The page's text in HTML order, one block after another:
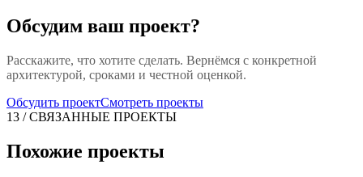
Обсудим ваш проект?
Расскажите, что хотите сделать. Вернёмся с конкретной
архитектурой, сроками и честной оценкой.
Обсудить проектСмотреть проекты
13 / СВЯЗАННЫЕ ПРОЕКТЫ
Похожие проекты